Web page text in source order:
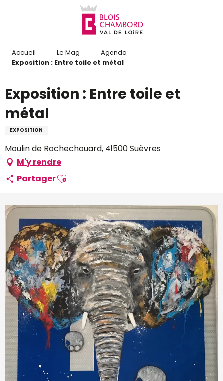
Accueil Le Mag
Agenda
Exposition : Entre toile et métal
Exposition : Entre toile et
métal
EXPOSITION
Moulin de Rochechouard, 41500 Suèvres
M'y rendre
PartagerAjouter aux favoris